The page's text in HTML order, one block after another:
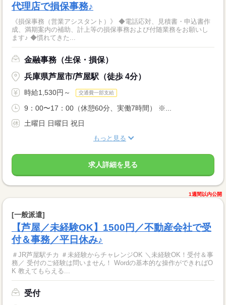
代理店で損保事務♪
《損保事務（営業アシスタント）》 ◆電話応対、見積書・申込書作
成、満期案内の補助、計上等の損保事務および付随業務をお願いし
ます♪ ◆慣れてきた...
金融事務（生保・損保）
兵庫県芦屋市/芦屋駅（徒歩 4分）
時給1,530円～ 交通費一部支給
9：00〜17：00（休憩60分、実働7時間） ※...
土曜日 日曜日 祝日
もっと見る
求人詳細を見る
1週間以内公開
[一般派遣]
【芦屋／未経験OK】1500円／不動産会社で受
付＆事務／平日休み♪
＃JR芦屋駅チカ ＃未経験からチャレンジOK ＼未経験OK！受付＆事
務／ 受付のご経験は問いません！ Wordの基本的な操作ができればO
K 教えてもらえる...
受付